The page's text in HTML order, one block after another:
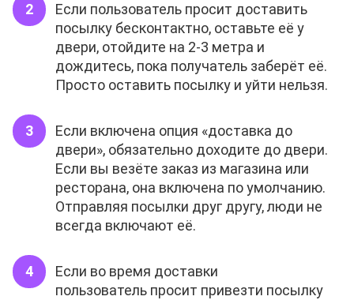
Если пользователь просит доставить
посылку бесконтактно, оставьте её у
двери, отойдите на 2-3 метра и
дождитесь, пока получатель заберёт её.
Просто оставить посылку и уйти нельзя.
Если включена опция «доставка до
двери», обязательно доходите до двери.
Если вы везёте заказ из магазина или
ресторана, она включена по умолчанию.
Отправляя посылки друг другу, люди не
всегда включают её.
Если во время доставки
пользователь просит привезти посылку